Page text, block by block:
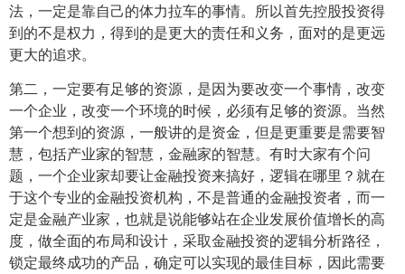
法，一定是靠自己的体力拉车的事情。所以首先控股投资得
到的不是权力，得到的是更大的责任和义务，面对的是更远
更大的追求。
第二，一定要有足够的资源，是因为要改变一个事情，改变
一个企业，改变一个环境的时候，必须有足够的资源。当然
第一个想到的资源，一般讲的是资金，但是更重要是需要智
慧，包括产业家的智慧，金融家的智慧。有时大家有个问
题，一个企业家却要让金融投资来搞好，逻辑在哪里？就在
于这个专业的金融投资机构，不是普通的金融投资者，而一
定是金融产业家，也就是说能够站在企业发展价值增长的高
度，做全面的布局和设计，采取金融投资的逻辑分析路径，
锁定最终成功的产品，确定可以实现的最佳目标，因此需要